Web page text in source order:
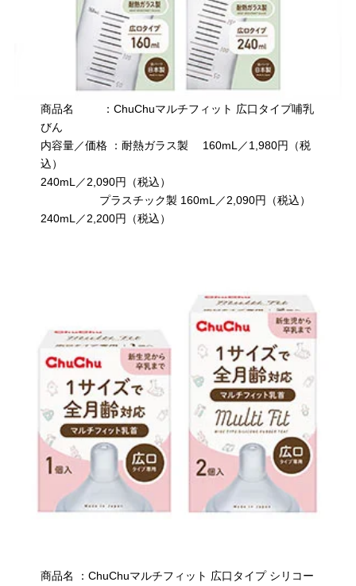
商品名 ：ChuChuマルチフィット 広口タイプ哺乳
びん
内容量／価格 ：耐熱ガラス製 160mL／1,980円（税
込）
240mL／2,090円（税込）
プラスチック製 160mL／2,090円（税込）
240mL／2,200円（税込）
商品名 ：ChuChuマルチフィット 広口タイプ シリコー